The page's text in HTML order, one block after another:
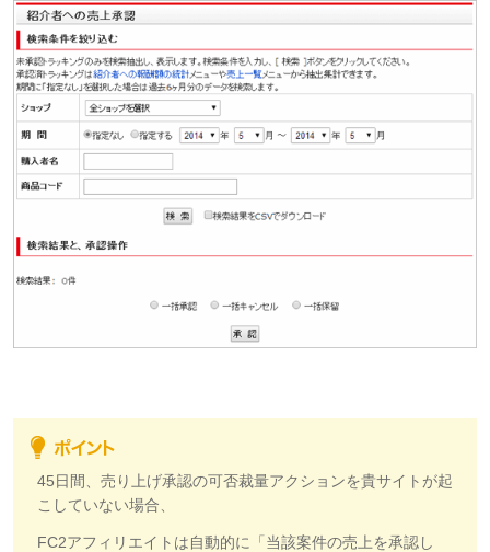
45日間、売り上げ承認の可否裁量アクションを貴サイトが起
こしていない場合、
FC2アフィリエイトは自動的に「当該案件の売上を承認し